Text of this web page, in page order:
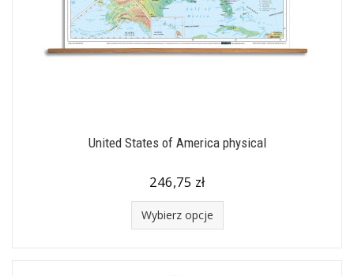
United States of America physical
246,75 zł
Wybierz opcje